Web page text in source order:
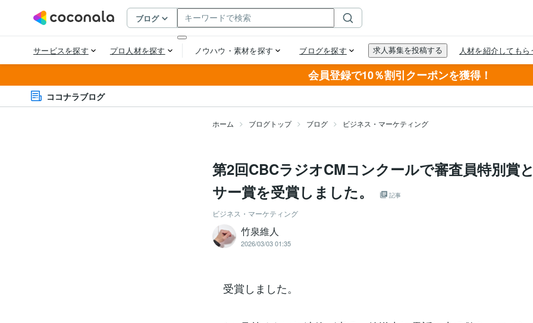
会員登録で10％割引クーポンを獲得！
ココナラブログ
ホーム ブログトップ ブログ ビジネス・マーケティング
第2回CBCラジオCMコンクールで審査員特別賞
サー賞を受賞しました。
記事
ビジネス・マーケティング
竹泉維人
2026/03/03 01:35
受賞しました。